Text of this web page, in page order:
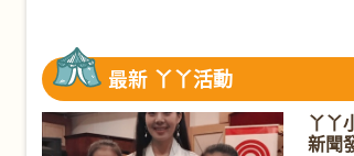
最新丫丫活動
丫丫
新聞